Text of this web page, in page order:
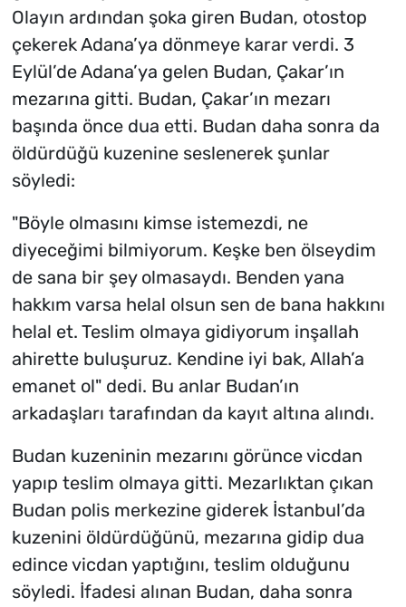
Olayın ardından şoka giren Budan, otostop
çekerek Adana’ya dönmeye karar verdi. 3
Eylül’de Adana’ya gelen Budan, Çakar’ın
mezarına gitti. Budan, Çakar’ın mezarı
başında önce dua etti. Budan daha sonra da
öldürdüğü kuzenine seslenerek şunlar
söyledi:
"Böyle olmasını kimse istemezdi, ne
diyeceğimi bilmiyorum. Keşke ben ölseydim
de sana bir şey olmasaydı. Benden yana
hakkım varsa helal olsun sen de bana hakkını
helal et. Teslim olmaya gidiyorum inşallah
ahirette buluşuruz. Kendine iyi bak, Allah’a
emanet ol" dedi. Bu anlar Budan’ın
arkadaşları tarafından da kayıt altına alındı.
Budan kuzeninin mezarını görünce vicdan
yapıp teslim olmaya gitti. Mezarlıktan çıkan
Budan polis merkezine giderek İstanbul’da
kuzenini öldürdüğünü, mezarına gidip dua
edince vicdan yaptığını, teslim olduğunu
söyledi. İfadesi alınan Budan, daha sonra